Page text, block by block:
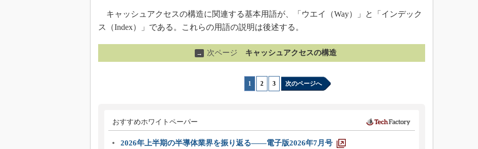
キャッシュアクセスの構造に関連する基本用語が、「ウエイ（Way）」と「インデック
ス（Index）」である。これらの用語の説明は後述する。
→ 次ページ キャッシュアクセスの構造
1 2 3 次のページへ
おすすめホワイトペーパー
2026年上半期の半導体業界を振り返る――電子版2026年7月号